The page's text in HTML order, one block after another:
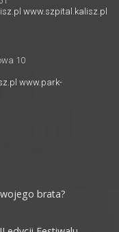
www.szpital.kalisz.pl
10
www.park-
brata?